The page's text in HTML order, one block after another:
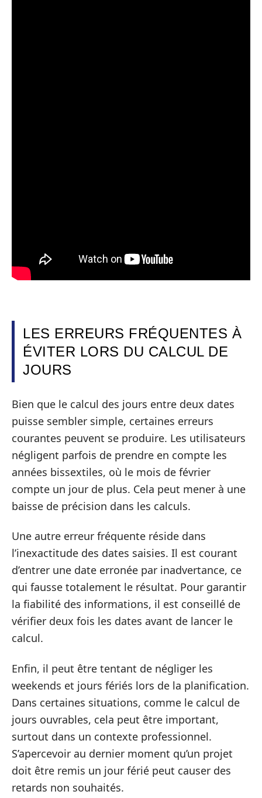
LES ERREURS FRÉQUENTES À
ÉVITER LORS DU CALCUL DE
JOURS
Bien que le calcul des jours entre deux dates
puisse sembler simple, certaines erreurs
courantes peuvent se produire. Les utilisateurs
négligent parfois de prendre en compte les
années bissextiles, où le mois de février
compte un jour de plus. Cela peut mener à une
baisse de précision dans les calculs.
Une autre erreur fréquente réside dans
l’inexactitude des dates saisies. Il est courant
d’entrer une date erronée par inadvertance, ce
qui fausse totalement le résultat. Pour garantir
la fiabilité des informations, il est conseillé de
vérifier deux fois les dates avant de lancer le
calcul.
Enfin, il peut être tentant de négliger les
weekends et jours fériés lors de la planification.
Dans certaines situations, comme le calcul de
jours ouvrables, cela peut être important,
surtout dans un contexte professionnel.
S’apercevoir au dernier moment qu’un projet
doit être remis un jour férié peut causer des
retards non souhaités.